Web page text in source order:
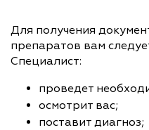
Для получения
препаратов вам
Специалист:
проведет
осмотрит вас;
поставит диагноз;